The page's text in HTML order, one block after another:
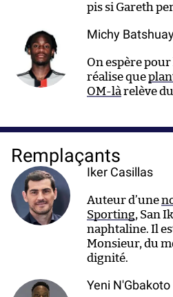
pis si Gareth
Michy
On espère
réalise que
OM-là relève
Remplaçants
Iker Casillas
Auteur d’une
Sporting, San
naphtaline. Il
Monsieur, du
dignité.
Yeni N'Gbakoto